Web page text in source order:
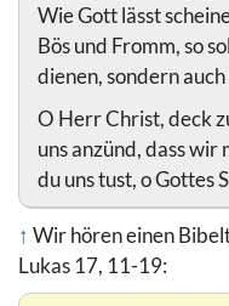
Wie Gott lässt
Bös und Fromm, so
dienen, sondern
O Herr Christ, deck
uns anzünd, dass
du uns tust, o Gottes
↑ Wir hören einen
Lukas 17, 11-19: